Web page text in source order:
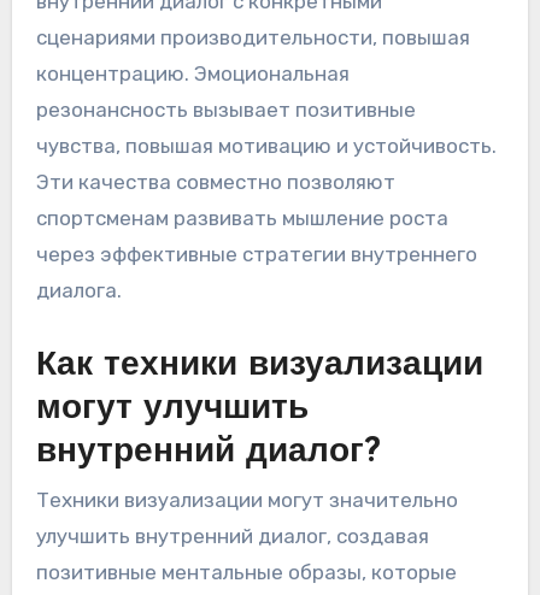
сценариями производительности, повышая
концентрацию. Эмоциональная
резонансность вызывает позитивные
чувства, повышая мотивацию и устойчивость.
Эти качества совместно позволяют
спортсменам развивать мышление роста
через эффективные стратегии внутреннего
диалога.
Как техники визуализации
могут улучшить
внутренний диалог?
Техники визуализации могут значительно
улучшить внутренний диалог, создавая
позитивные ментальные образы, которые